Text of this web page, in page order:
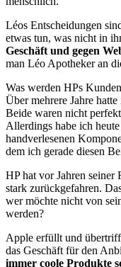
Léos Entscheidungen
etwas tun, was nicht in
Geschäft und gegen
man Léo Apotheker an
Was werden HPs
Über mehrere Jahre
Beide waren nicht
Allerdings habe ich
handverlesenen
dem ich gerade diesen
HP hat vor Jahren seiner
stark zurückgefahren.
wer möchte nicht von
werden?
Apple erfüllt und
das Geschäft für den
immer coole Produkte